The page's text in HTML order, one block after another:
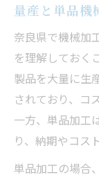
量産と単品機
奈良県で機械加
を理解しておく
製品を大量に生
されており、コ
一方、単品加工
り、納期やコス
単品加工の場合